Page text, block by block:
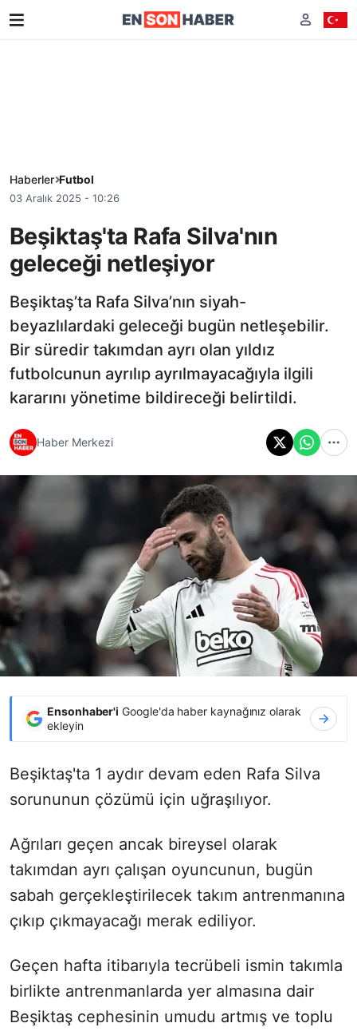
Haberler Futbol
03 Aralık 2025 - 10:26
Beşiktaş'ta Rafa Silva'nın
geleceği netleşiyor
Beşiktaş’ta Rafa Silva’nın siyah-
beyazlılardaki geleceği bugün netleşebilir.
Bir süredir takımdan ayrı olan yıldız
futbolcunun ayrılıp ayrılmayacağıyla ilgili
kararını yönetime bildireceği belirtildi.
Haber Merkezi
Ensonhaber'i Google'da haber kaynağınız olarak
ekleyin
Beşiktaş'ta 1 aydır devam eden Rafa Silva
sorununun çözümü için uğraşılıyor.
Ağrıları geçen ancak bireysel olarak
takımdan ayrı çalışan oyuncunun, bugün
sabah gerçekleştirilecek takım antrenmanına
çıkıp çıkmayacağı merak ediliyor.
Geçen hafta itibarıyla tecrübeli ismin takımla
birlikte antrenmanlarda yer almasına dair
Beşiktaş cephesinin umudu artmış ve toplu